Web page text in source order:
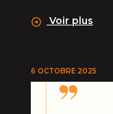
Voir plus
6 OCTOBRE 2025